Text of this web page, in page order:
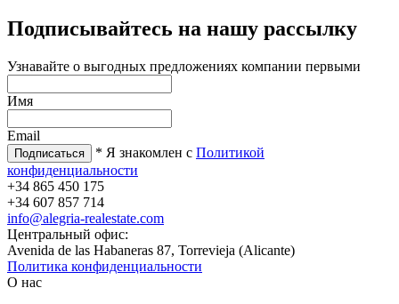
Подписывайтесь на нашу рассылку
Узнавайте о выгодных предложениях компании первыми
Имя
Email
* Я знакомлен с Политикой
конфиденциальности
+34 865 450 175
+34 607 857 714
info@alegria-realestate.com
Центральный офис:
Avenida de las Habaneras 87, Torrevieja (Alicante)
Политика конфиденциальности
О нас